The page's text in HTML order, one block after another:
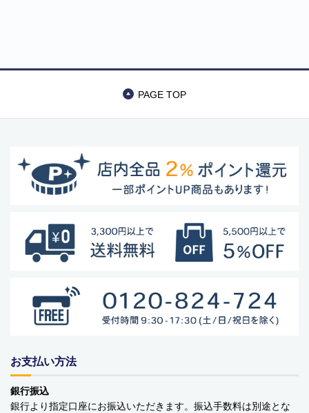
PAGE TOP
お支払い方法
銀行振込
銀行より指定口座にお振込いただきます。振込手数料は別途とな